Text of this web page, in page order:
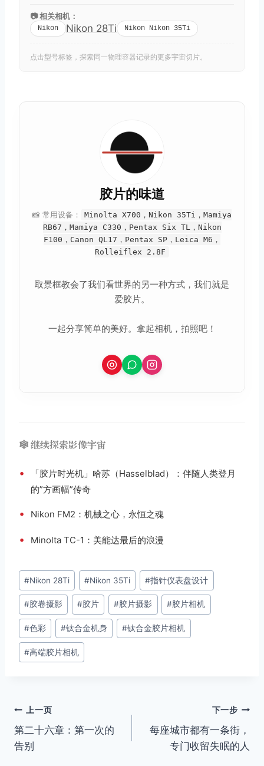
📷 相关相机：
Nikon Nikon 28Ti Nikon Nikon 35Ti
点击型号标签，探索同一物理容器记录的更多宇宙切片。
胶片的味道
📸 常用设备：
Minolta X700，Nikon 35Ti，Mamiya
RB67，Mamiya C330，Pentax Six TL，Nikon
F100，Canon QL17，Pentax SP，Leica M6，
Rolleiflex 2.8F
取景框教会了我们看世界的另一种方式，我们就是
爱胶片。
一起分享简单的美好。拿起相机，拍照吧！
🕸️ 继续探索影像宇宙
•
「胶片时光机」哈苏（Hasselblad）：伴随人类登月
的”方画幅”传奇
• Nikon FM2：机械之心，永恒之魂
• Minolta TC-1：美能达最后的浪漫
文
章
标
签：
#Nikon 28Ti #Nikon 35Ti #指针仪表盘设计
#胶卷摄影 #胶片 #胶片摄影 #胶片相机
#色彩 #钛合金机身 #钛合金胶片相机
#高端胶片相机
文
章
上一页
第二十六章：第一次的
告别
下一步
每座城市都有一条街，
专门收留失眠的人